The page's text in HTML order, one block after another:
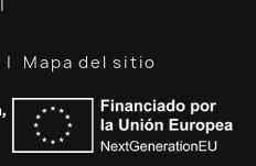
Mapa del sitio